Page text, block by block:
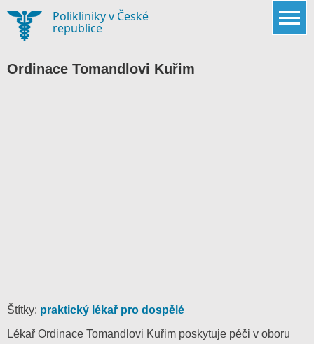
content
Polikliniky v České
republice
Ordinace Tomandlovi Kuřim
Štítky: praktický lékař pro dospělé
Lékař Ordinace Tomandlovi Kuřim poskytuje péči v oboru